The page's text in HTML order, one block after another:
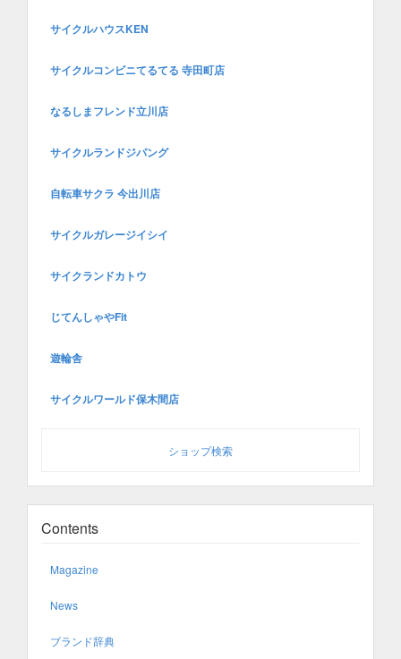
サイクルハウスKEN
サイクルコンビニてるてる 寺田町店
なるしまフレンド立川店
サイクルランドジパング
自転車サクラ 今出川店
サイクルガレージイシイ
サイクランドカトウ
じてんしゃやFit
遊輪舎
サイクルワールド保木間店
ショップ検索
Contents
Magazine
News
ブランド辞典